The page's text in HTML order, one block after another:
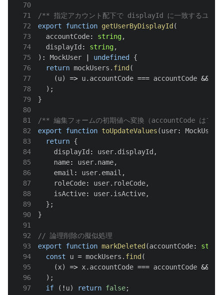
70
71
/** 指定アカウント配下で displayId に一致するユー
72
export function getUserByDisplayId (
73
  accountCode
: string,
74
  displayId
: string,
75
) : MockUser undefined
{
76
return mockUsers . find (
77
(u) => u. accountCode === accountCode &&
78
) ;
79
}
80
81
/** 編集フォームの初期値へ変換（accountCode はフ
82
export function toUpdateValues (user: MockUser
83
return {
84
    displayId
: user. displayId ,
85
    name
: user. name,
86
    email
: user. email ,
87
    roleCode
: user. roleCode,
88
    isActive
: user. isActive,
89
} ;
90
}
91
92
// 論理削除の擬似処理
93
export function markDeleted (accountCode:
94
const u = mockUsers . find (
95
(x) => x. accountCode === accountCode &&
96
) ;
97
if ( ! u) return false;